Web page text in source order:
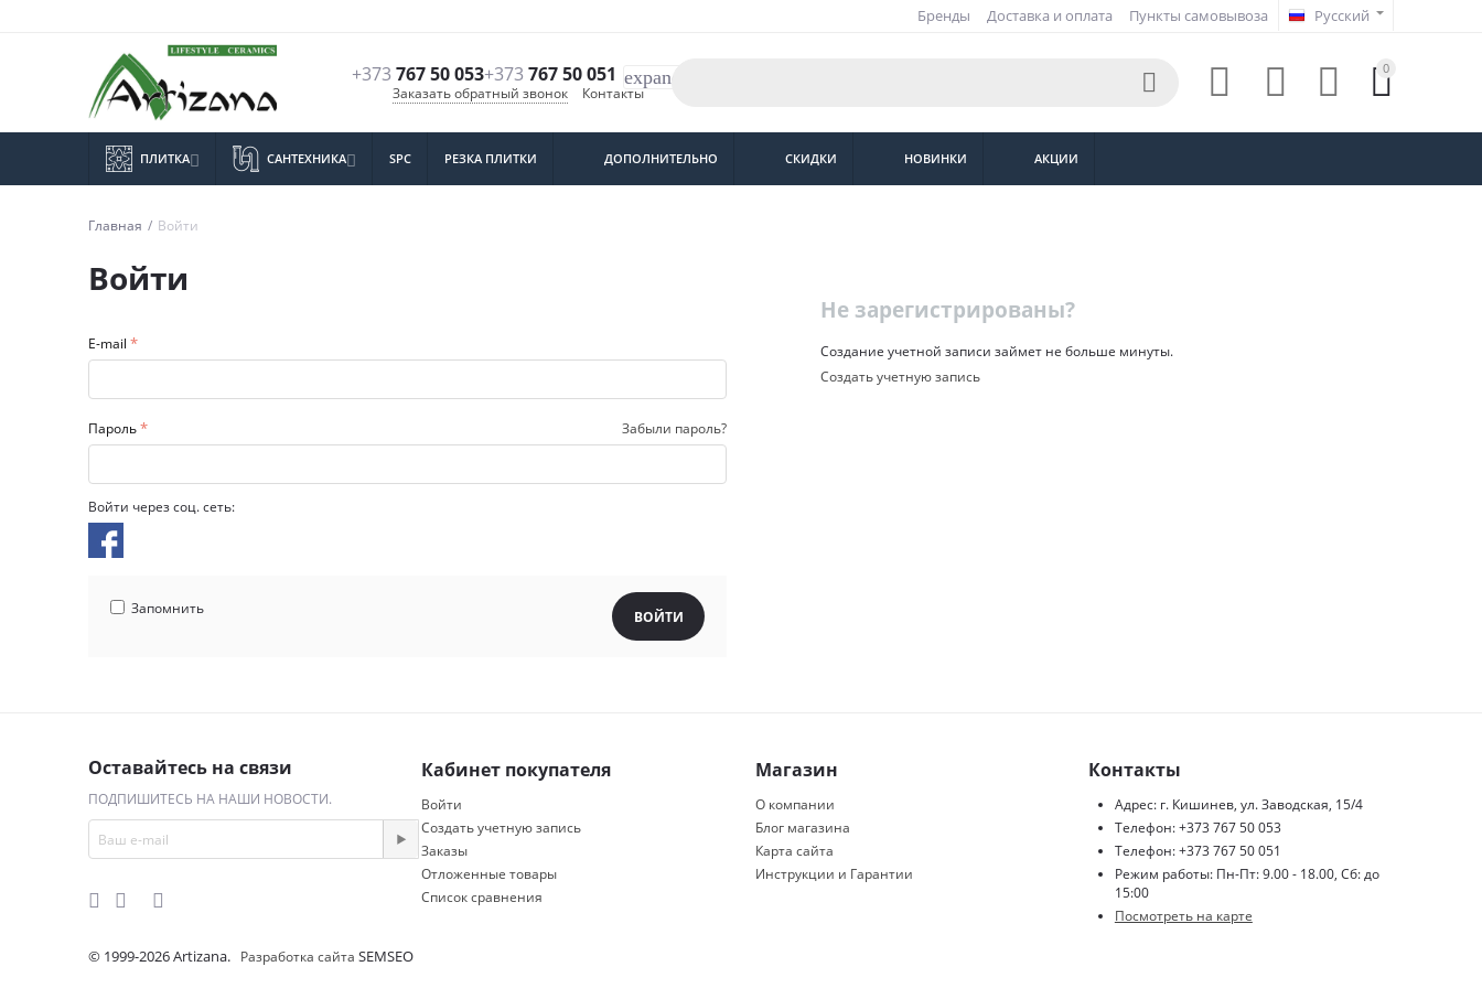
Русский
Бренды Доставка и оплата Пункты самовывоза
+373 767 50 053+373 767 50 051 expand_more
Заказать обратный звонок Контакты
0


 

ПЛИТКА САНТЕХНИКА SPC РЕЗКА ПЛИТКИ ДОПОЛНИТЕЛЬНО СКИДКИ НОВИНКИ АКЦИИ
Главная / Войти
Войти
E-mail
Пароль Забыли пароль?
Войти через соц. сеть:
ВОЙТИ
Запомнить
Не зарегистрированы?
Создание учетной записи займет не больше минуты.
Создать учетную запись
Оставайтесь на связи
ПОДПИШИТЕСЬ НА НАШИ НОВОСТИ.
Кабинет покупателя
Войти
Создать учетную запись
Заказы
Отложенные товары
Список сравнения
Магазин
О компании
Блог магазина
Карта сайта
Инструкции и Гарантии
Контакты
Адрес: г. Кишинев, ул. Заводская, 15/4
Телефон: +373 767 50 053
Телефон: +373 767 50 051
Режим работы: Пн-Пт: 9.00 - 18.00, Сб: до
15:00
Посмотреть на карте
© 1999-2026 Artizana. Разработка сайта SEMSEO